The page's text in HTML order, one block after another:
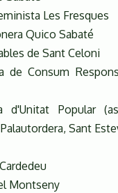
Les Fresques
Quico Sabaté
de Sant Celoni
de Consum
d'Unitat Popular
Sant
Montseny